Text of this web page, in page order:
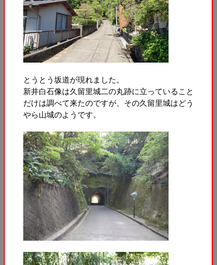
とうとう坂道が現れました。
新井白石像は久留里城二の丸跡に立っていること
だけは調べて来たのですが、その久留里城はどう
やら山城のようです。